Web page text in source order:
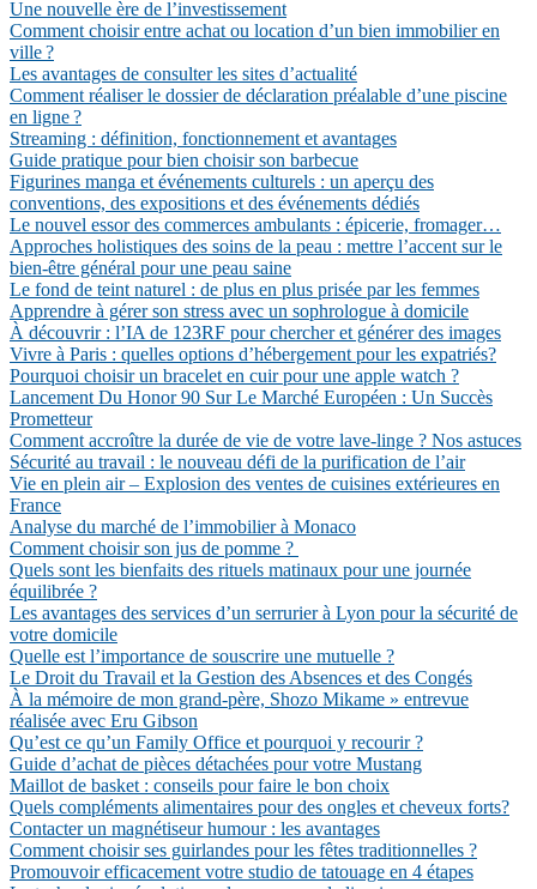
Une nouvelle ère de l’investissement
Comment choisir entre achat ou location d’un bien immobilier en
ville ?
Les avantages de consulter les sites d’actualité
Comment réaliser le dossier de déclaration préalable d’une piscine
en ligne ?
Streaming : définition, fonctionnement et avantages
Guide pratique pour bien choisir son barbecue
Figurines manga et événements culturels : un aperçu des
conventions, des expositions et des événements dédiés
Le nouvel essor des commerces ambulants : épicerie, fromager…
Approches holistiques des soins de la peau : mettre l’accent sur le
bien-être général pour une peau saine
Le fond de teint naturel : de plus en plus prisée par les femmes
Apprendre à gérer son stress avec un sophrologue à domicile
À découvrir : l’IA de 123RF pour chercher et générer des images
Vivre à Paris : quelles options d’hébergement pour les expatriés?
Pourquoi choisir un bracelet en cuir pour une apple watch ?
Lancement Du Honor 90 Sur Le Marché Européen : Un Succès
Prometteur
Comment accroître la durée de vie de votre lave-linge ? Nos astuces
Sécurité au travail : le nouveau défi de la purification de l’air
Vie en plein air – Explosion des ventes de cuisines extérieures en
France
Analyse du marché de l’immobilier à Monaco
Comment choisir son jus de pomme ?
Quels sont les bienfaits des rituels matinaux pour une journée
équilibrée ?
Les avantages des services d’un serrurier à Lyon pour la sécurité de
votre domicile
Quelle est l’importance de souscrire une mutuelle ?
Le Droit du Travail et la Gestion des Absences et des Congés
À la mémoire de mon grand-père, Shozo Mikame » entrevue
réalisée avec Eru Gibson
Qu’est ce qu’un Family Office et pourquoi y recourir ?
Guide d’achat de pièces détachées pour votre Mustang
Maillot de basket : conseils pour faire le bon choix
Quels compléments alimentaires pour des ongles et cheveux forts?
Contacter un magnétiseur humour : les avantages
Comment choisir ses guirlandes pour les fêtes traditionnelles ?
Promouvoir efficacement votre studio de tatouage en 4 étapes